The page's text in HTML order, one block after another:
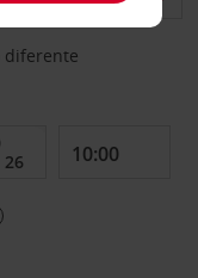
diferente